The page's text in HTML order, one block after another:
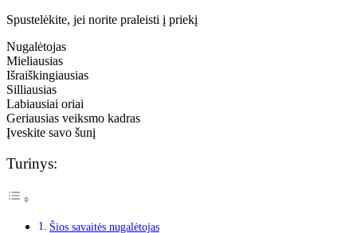
Spustelėkite, jei norite praleisti į priekį
Nugalėtojas
Mieliausias
Išraiškingiausias
Silliausias
Labiausiai oriai
Geriausias veiksmo kadras
Įveskite savo šunį
Turinys:
Šios savaitės nugalėtojas